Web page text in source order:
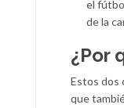
el
de la
¿Por
Estos dos
que